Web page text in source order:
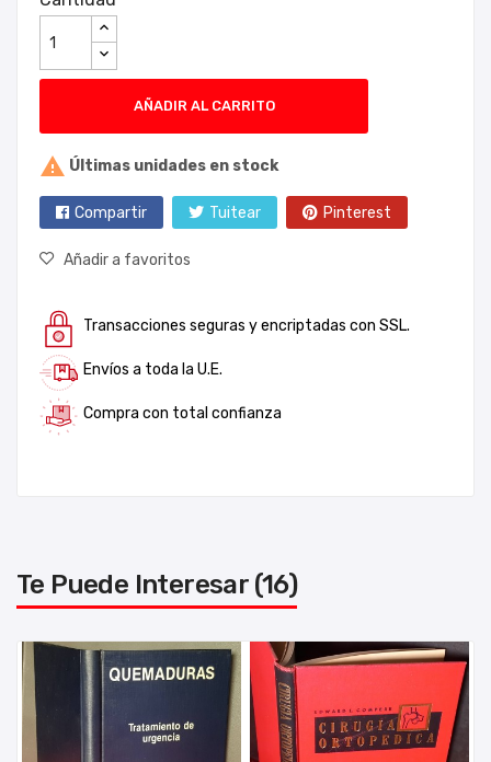
AÑADIR AL CARRITO
 Últimas unidades en stock
Compartir Tuitear Pinterest
Añadir a favoritos
Transacciones seguras y encriptadas con SSL.
Envíos a toda la U.E.
Compra con total confianza
Te Puede Interesar (16)